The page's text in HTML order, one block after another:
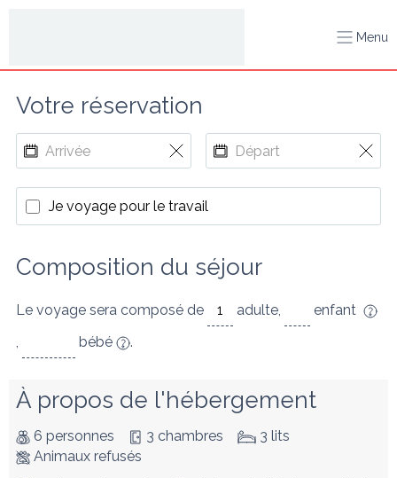
Menu
Votre réservation
Je voyage pour le travail
Composition du séjour
Le voyage sera composé de adulte,
enfant
,
bébé .
À propos de l'hébergement
6 personnes 3 chambres
3 lits
Animaux refusés